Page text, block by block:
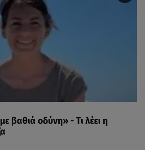
βαθιά οδύνη» - Τι λέει η